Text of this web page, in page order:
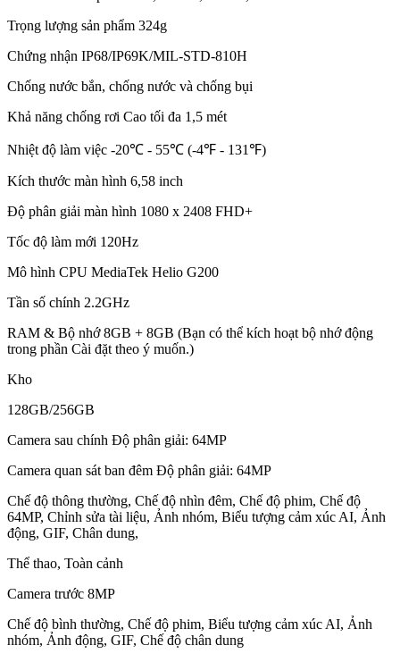
Trọng lượng sản phẩm 324g
Chứng nhận IP68/IP69K/MIL-STD-810H
Chống nước bắn, chống nước và chống bụi
Khả năng chống rơi Cao tối đa 1,5 mét
Nhiệt độ làm việc -20℃ - 55℃ (-4℉ - 131℉)
Kích thước màn hình 6,58 inch
Độ phân giải màn hình 1080 x 2408 FHD+
Tốc độ làm mới 120Hz
Mô hình CPU MediaTek Helio G200
Tần số chính 2.2GHz
RAM & Bộ nhớ 8GB + 8GB (Bạn có thể kích hoạt bộ nhớ động
trong phần Cài đặt theo ý muốn.)
Kho
128GB/256GB
Camera sau chính Độ phân giải: 64MP
Camera quan sát ban đêm Độ phân giải: 64MP
Chế độ thông thường, Chế độ nhìn đêm, Chế độ phim, Chế độ
64MP, Chỉnh sửa tài liệu, Ảnh nhóm, Biểu tượng cảm xúc AI, Ảnh
động, GIF, Chân dung,
Thể thao, Toàn cảnh
Camera trước 8MP
Chế độ bình thường, Chế độ phim, Biểu tượng cảm xúc AI, Ảnh
nhóm, Ảnh động, GIF, Chế độ chân dung